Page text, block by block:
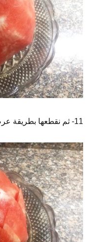
11- ثم نقطعها بطريقة عرضية كما قطعناها بالطريقة الطولية.